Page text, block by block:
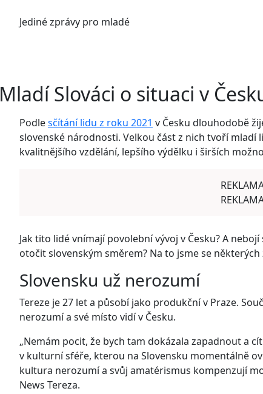
Jedinézprávy pro mladé
Mladí Slováci o situaci v
Podlesčítání lidu z roku 2021 v Česku dlouhodobě
slovenské národnosti. Velkou část z nich tvoří mladí
kvalitnějšího vzdělání, lepšího výdělku i širších
Jak tito lidé vnímají povolební vývoj v Česku? A
otočit slovenským směrem? Na to jsme se některých
Slovensku už nerozumí
Tereze je 27 let a působí jako produkční v Praze.
nerozumí a své místo vidí v Česku.
„Nemám pocit, že bych tam dokázala zapadnout a
v kulturní sféře, kterou na Slovensku momentálně
kultura nerozumí a svůj amatérismus kompenzují
News Tereza.